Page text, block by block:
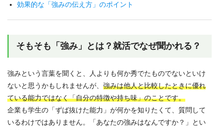
効果的な「強みの伝え方」のポイント
そもそも「強み」とは？就活でなぜ聞かれる？
強みという言葉を聞くと、人よりも何か秀でたものでないといけ
ないと思うかもしれませんが、 強みは他人と比較したときに優れ
ている能力ではなく「自分の特徴や持ち味」のことです。
企業も学生の「ずば抜けた能力」が何かを知りたくて、質問して
いるわけではありません。「あなたの強みはなんですか？」とい